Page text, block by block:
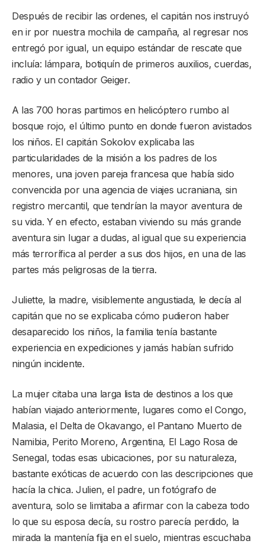
Después de recibir las ordenes, el capitán nos instruyó
en ir por nuestra mochila de campaña, al regresar nos
entregó por igual, un equipo estándar de rescate que
incluía: lámpara, botiquín de primeros auxilios, cuerdas,
radio y un contador Geiger.
A las 700 horas partimos en helicóptero rumbo al
bosque rojo, el último punto en donde fueron avistados
los niños. El capitán Sokolov explicaba las
particularidades de la misión a los padres de los
menores, una joven pareja francesa que había sido
convencida por una agencia de viajes ucraniana, sin
registro mercantil, que tendrían la mayor aventura de
su vida. Y en efecto, estaban viviendo su más grande
aventura sin lugar a dudas, al igual que su experiencia
más terrorífica al perder a sus dos hijos, en una de las
partes más peligrosas de la tierra.
Juliette, la madre, visiblemente angustiada, le decía al
capitán que no se explicaba cómo pudieron haber
desaparecido los niños, la familia tenía bastante
experiencia en expediciones y jamás habían sufrido
ningún incidente.
La mujer citaba una larga lista de destinos a los que
habían viajado anteriormente, lugares como el Congo,
Malasia, el Delta de Okavango, el Pantano Muerto de
Namibia, Perito Moreno, Argentina, El Lago Rosa de
Senegal, todas esas ubicaciones, por su naturaleza,
bastante exóticas de acuerdo con las descripciones que
hacía la chica. Julien, el padre, un fotógrafo de
aventura, solo se limitaba a afirmar con la cabeza todo
lo que su esposa decía, su rostro parecía perdido, la
mirada la mantenía fija en el suelo, mientras escuchaba